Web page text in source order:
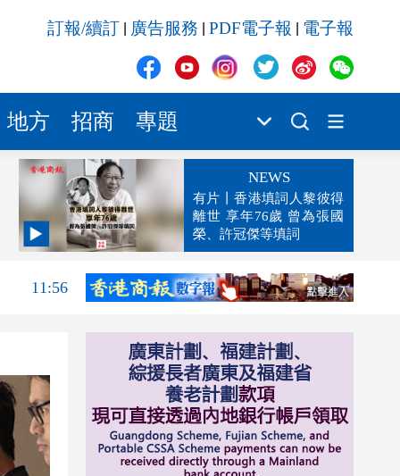
訂報/續訂 廣告服務 PDF電子報 電子報
地方 招商 專題
NEWS
有片丨香港填詞人黎彼得
離世 享年76歲 曾為張國
榮、許冠傑等填詞
12:03
11:56
11:30
11:23
11:04